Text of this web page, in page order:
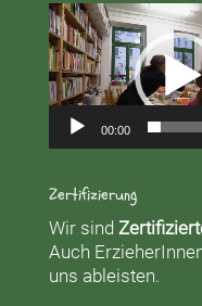
Video-
Player
00:00
Zertifizierung
Wir sind
Auch
uns ableisten.